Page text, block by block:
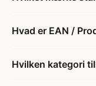
Hvad er EAN /
Hvilken kategori